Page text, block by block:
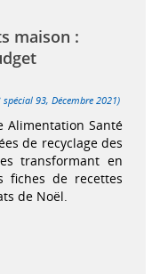
maison :
93, Décembre 2021)
Alimentation Santé
de recyclage des
transformant en
fiches de recettes
de Noël.